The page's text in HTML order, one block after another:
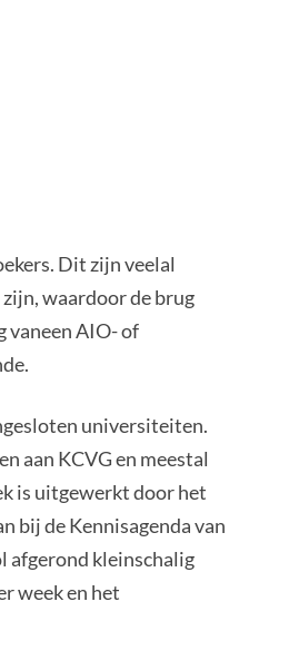
Dit zijn veelal
waardoor de brug
vaneen AIO- of
universiteiten.
aan KCVG en meestal
is uitgewerkt door het
bij de Kennisagenda van
afgerond kleinschalig
week en het